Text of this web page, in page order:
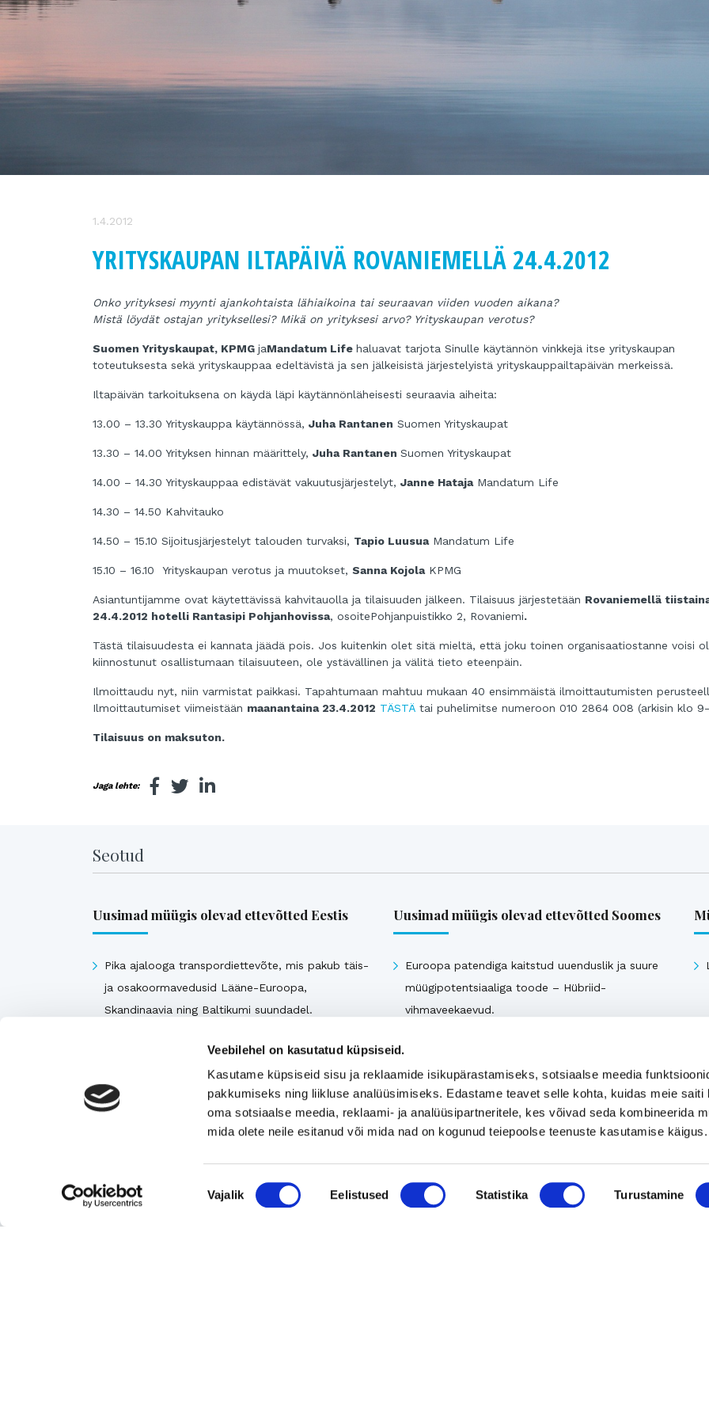
Veebilehel on kasutatud küpsiseid.
Kasutame küpsiseid sisu ja reklaamide isikupärastamiseks, sotsiaalse meedia
pakkumiseks ning liikluse analüüsimiseks. Edastame teavet selle kohta, kuidas meie saiti
oma sotsiaalse meedia, reklaami- ja analüüsipartneritele, kes võivad seda kombineerida
mida olete neile esitanud või mida nad on kogunud teiepoolse teenuste kasutamise käigus.
Nõusoleku
valik
Vajalik Eelistused Statistika Turustamine
1.4.2012
YRITYSKAUPAN ILTAPÄIVÄ ROVANIEMELLÄ 24.4.2012
Onko yrityksesi myynti ajankohtaista lähiaikoina tai seuraavan viiden vuoden aikana?
Mistä löydät ostajan yrityksellesi? Mikä on yrityksesi arvo? Yrityskaupan verotus?
Suomen Yrityskaupat, KPMG jaMandatum Life haluavat tarjota Sinulle käytännön vinkkejä itse yrityskaupan
toteutuksesta sekä yrityskauppaa edeltävistä ja sen jälkeisistä järjestelyistä yrityskauppailtapäivän merkeissä.
Iltapäivän tarkoituksena on käydä läpi käytännönläheisesti seuraavia aiheita:
13.00 – 13.30 Yrityskauppa käytännössä, Juha Rantanen Suomen Yrityskaupat
13.30 – 14.00 Yrityksen hinnan määrittely, Juha Rantanen Suomen Yrityskaupat
14.00 – 14.30 Yrityskauppaa edistävät vakuutusjärjestelyt, Janne HatajaMandatum Life
14.30 – 14.50 Kahvitauko
14.50 – 15.10 Sijoitusjärjestelyt talouden turvaksi, Tapio LuusuaMandatum Life
15.10 – 16.10 Yrityskaupan verotus ja muutokset, Sanna KojolaKPMG
Asiantuntijamme ovat käytettävissä kahvitauolla ja tilaisuuden jälkeen. Tilaisuus järjestetään Rovaniemellä
24.4.2012 hotelli Rantasipi Pohjanhovissa, osoitePohjanpuistikko 2, Rovaniemi.
Tästä tilaisuudesta ei kannata jäädä pois. Jos kuitenkin olet sitä mieltä, että joku toinen organisaatiostanne voisi
kiinnostunut osallistumaan tilaisuuteen, ole ystävällinen ja välitä tieto eteenpäin.
Ilmoittaudu nyt, niin varmistat paikkasi. Tapahtumaan mahtuu mukaan 40 ensimmäistä ilmoittautumisten
Ilmoittautumiset viimeistään maanantaina 23.4.2012 TÄSTÄ tai puhelimitse numeroon 010 2864 008 (arkisin klo 9-
Tilaisuus on maksuton.
Jaga lehte:
Seotud
Uusimad müügis olevad ettevõtted Eestis
Pika ajalooga transpordiettevõte, mis pakub täis-
ja osakoormavedusid Lääne-Euroopa,
Skandinaavia ning Baltikumi suundadel.
Eesti moebränd, mis pakub kvaliteetseid ja
ainulaadseid naisterõivaid.
Tugeva turupositsiooniga 3D printimise ja
Rahvusvaheliselt tunnustatud metall- ja
tekstiilkompensaatorite projekteerija ja tootja.
Uusimad müügis olevad ettevõtted Soomes
Euroopa patendiga kaitstud uuenduslik ja suure
müügipotentsiaaliga toode – Hübriid-
vihmaveekaevud.
Vaata kõiki